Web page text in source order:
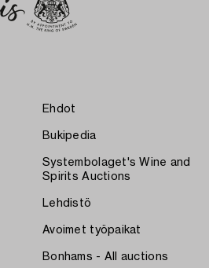
Ehdot
Bukipedia
Systembolaget's Wine and
Spirits Auctions
Lehdistö
Avoimet työpaikat
Bonhams - All auctions